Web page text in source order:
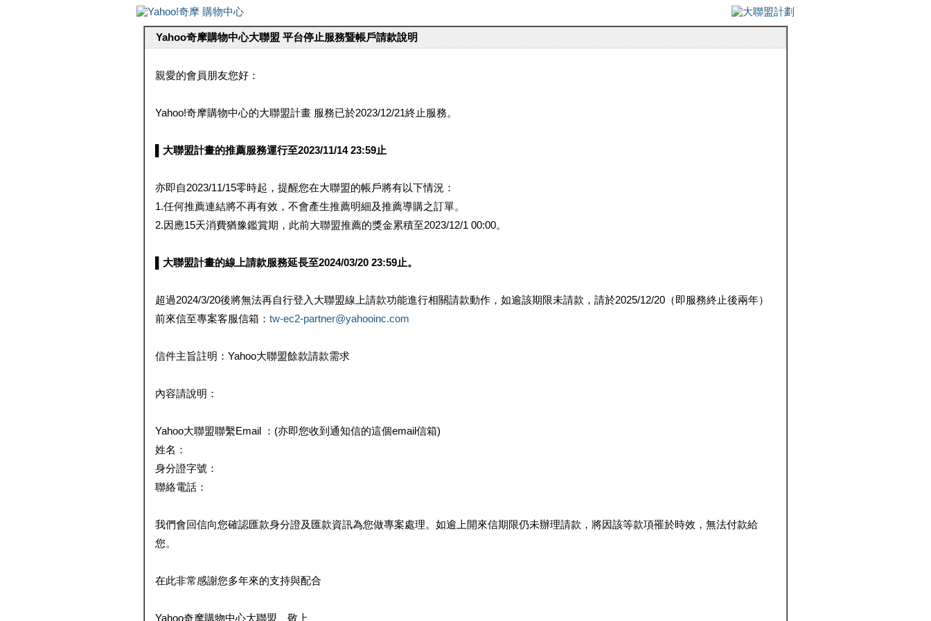
Yahoo奇摩購物中心大聯盟 平台停止服務暨帳戶請款說明
親愛的會員朋友您好：
Yahoo!奇摩購物中心的大聯盟計畫 服務已於2023/12/21終止服務。
▌大聯盟計畫的推薦服務運行至2023/11/14 23:59止
亦即自2023/11/15零時起，提醒您在大聯盟的帳戶將有以下情況：
1.任何推薦連結將不再有效，不會產生推薦明細及推薦導購之訂單。
2.因應15天消費猶豫鑑賞期，此前大聯盟推薦的獎金累積至2023/12/1 00:00。
▌大聯盟計畫的線上請款服務延長至2024/03/20 23:59止。
超過2024/3/20後將無法再自行登入大聯盟線上請款功能進行相關請款動作，如逾該期限未請款，請於2025/12/20（即服務終止後兩年）
前來信至專案客服信箱： tw-ec2-partner@yahooinc.com
信件主旨註明：Yahoo大聯盟餘款請款需求
內容請說明：
Yahoo大聯盟聯繫Email ：(亦即您收到通知信的這個email信箱)
姓名：
身分證字號：
聯絡電話：
我們會回信向您確認匯款身分證及匯款資訊為您做專案處理。如逾上開來信期限仍未辦理請款，將因該等款項罹於時效，無法付款給
您。
在此非常感謝您多年來的支持與配合
Yahoo奇摩購物中心大聯盟 敬上